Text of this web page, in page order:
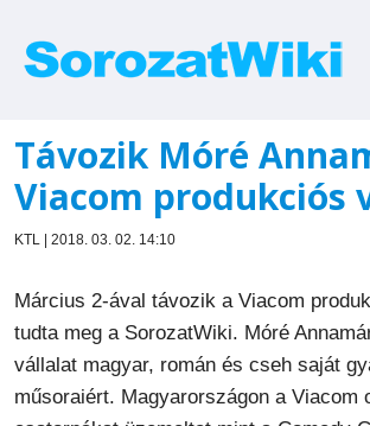
Távozik Móré
Viacom produkciós
KTL | 2018. 03. 02. 14:10
Március 2-ával távozik a Viacom
tudta meg a SorozatWiki. Móré
vállalat magyar, román és cseh saját
műsoraiért. Magyarországon a Viacom